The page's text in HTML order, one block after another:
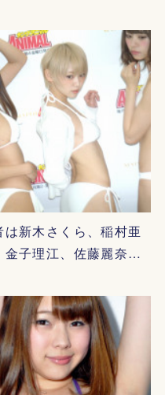
新木さくら、稲村亜
金子理江、佐藤麗奈…